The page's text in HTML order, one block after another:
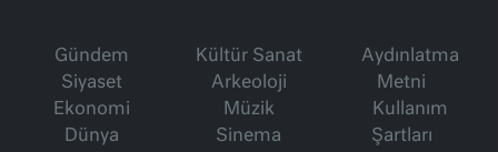
Gündem
Siyaset
Ekonomi
Dünya
Kültür Sanat
Arkeoloji
Müzik
Sinema
Aydınlatma
Metni
Kullanım
Şartları